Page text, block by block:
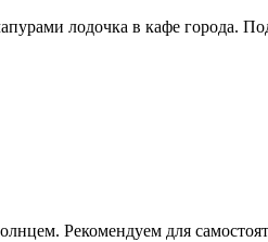
лодочка в кафе
Рекомендуем для